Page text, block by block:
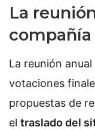
La
La reunión
votaciones
propuestas de
el traslado del